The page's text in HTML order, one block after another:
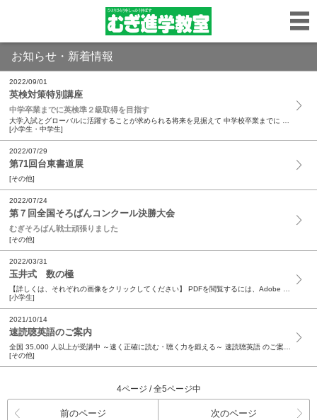
お知らせ・新着情報
2022/09/01
英検対策特別講座
中学卒業までに英検準２級取得を目指す
[小学生・中学生]
2022/07/29
第71回台東書道展
[その他]
2022/07/24
第７回全国そろばんコンクール決勝大会
むぎそろばん戦士頑張りました
[その他]
2022/03/31
玉井式 数の極
[小学生]
2021/10/14
速読聴英語のご案内
全国 35,000 人以上が受講中 ～速く正確に読む・聴く力を鍛える～ 速読聴英語 のご案内 お待たせしました！英語力強化の決定版【速読聴英語】 全校舎で受講スタートしました！ 中学で習う語彙...
[その他]
4ページ / 全5ページ中
前のページ 次のページ